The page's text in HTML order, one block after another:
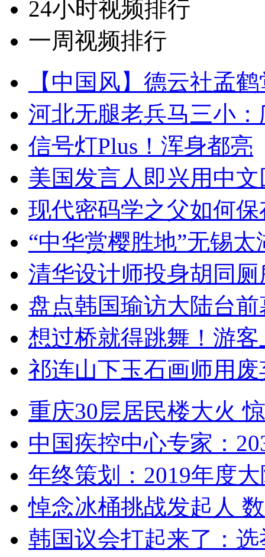
24小时视频排行
一周视频排行
【中国风】德云社孟
河北无腿老兵马三小
信号灯Plus！浑身都亮
美国发言人即兴用中
现代密码学之父如何
“中华赏樱胜地”无锡
清华设计师投身胡同
盘点韩国瑜访大陆台
想过桥就得跳舞！游客
祁连山下玉石画师用
重庆30层居民楼大火
中国疾控中心专家：
年终策划：2019年度
悼念冰桶挑战发起人
韩国议会打起来了：